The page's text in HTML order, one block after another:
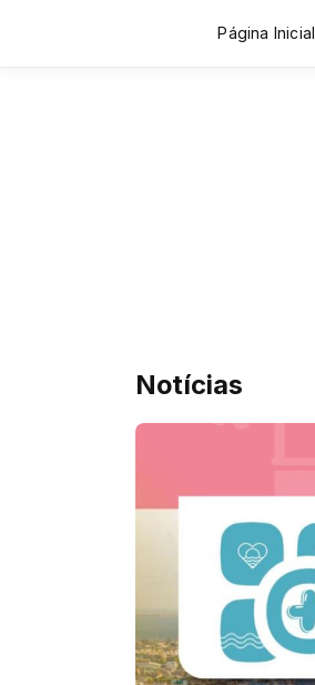
Página Inicial
Notícias